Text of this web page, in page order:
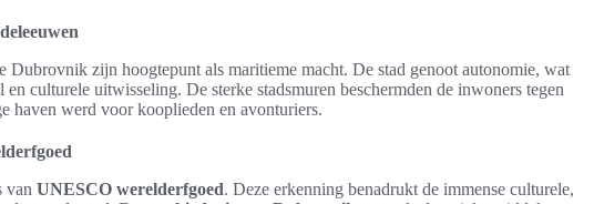
Dubrovnik zijn hoogtepunt als maritieme macht. De stad genoot autonomie, wat
en culturele uitwisseling. De sterke stadsmuren beschermden de inwoners tegen
haven werd voor kooplieden en avonturiers.
van UNESCO werelderfgoed. Deze erkenning benadrukt de immense culturele,